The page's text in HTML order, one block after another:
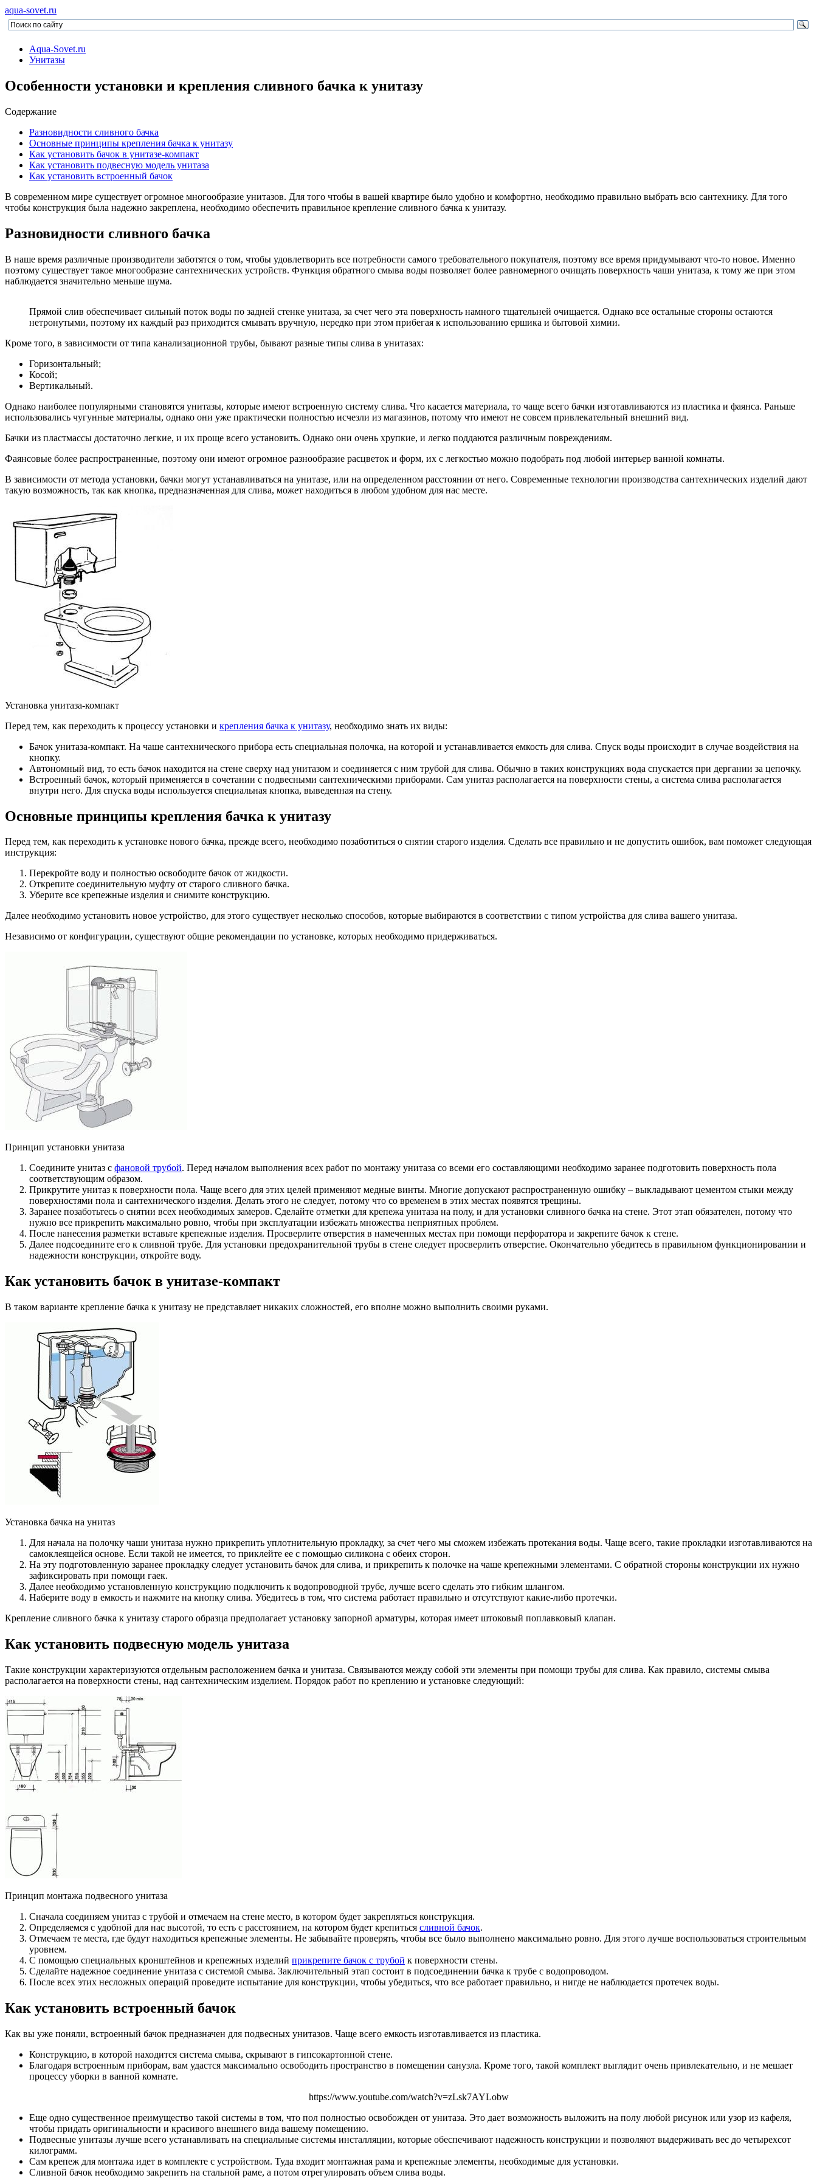
aqua-sovet.ru
Aqua-Sovet.ru
Унитазы
Особенности установки и крепления сливного бачка к унитазу
Содержание
Разновидности сливного бачка
Основные принципы крепления бачка к унитазу
Как установить бачок в унитазе-компакт
Как установить подвесную модель унитаза
Как установить встроенный бачок
В современном мире существует огромное многообразие унитазов. Для того чтобы в вашей квартире было удобно и комфортно, необходимо правильно выбрать всю сантехнику. Для того
чтобы конструкция была надежно закреплена, необходимо обеспечить правильное крепление сливного бачка к унитазу.
Разновидности сливного бачка
В наше время различные производители заботятся о том, чтобы удовлетворить все потребности самого требовательного покупателя, поэтому все время придумывают что-то новое. Именно
поэтому существует такое многообразие сантехнических устройств. Функция обратного смыва воды позволяет более равномерного очищать поверхность чаши унитаза, к тому же при этом
наблюдается значительно меньше шума.
Прямой слив обеспечивает сильный поток воды по задней стенке унитаза, за счет чего эта поверхность намного тщательней очищается. Однако все остальные стороны остаются
нетронутыми, поэтому их каждый раз приходится смывать вручную, нередко при этом прибегая к использованию ершика и бытовой химии.
Кроме того, в зависимости от типа канализационной трубы, бывают разные типы слива в унитазах:
Горизонтальный;
Косой;
Вертикальный.
Однако наиболее популярными становятся унитазы, которые имеют встроенную систему слива. Что касается материала, то чаще всего бачки изготавливаются из пластика и фаянса. Раньше
использовались чугунные материалы, однако они уже практически полностью исчезли из магазинов, потому что имеют не совсем привлекательный внешний вид.
Бачки из пластмассы достаточно легкие, и их проще всего установить. Однако они очень хрупкие, и легко поддаются различным повреждениям.
Фаянсовые более распространенные, поэтому они имеют огромное разнообразие расцветок и форм, их с легкостью можно подобрать под любой интерьер ванной комнаты.
В зависимости от метода установки, бачки могут устанавливаться на унитазе, или на определенном расстоянии от него. Современные технологии производства сантехнических изделий дают
такую возможность, так как кнопка, предназначенная для слива, может находиться в любом удобном для нас месте.
Установка унитаза-компакт
Перед тем, как переходить к процессу установки и крепления бачка к унитазу, необходимо знать их виды:
Бачок унитаза-компакт. На чаше сантехнического прибора есть специальная полочка, на которой и устанавливается емкость для слива. Спуск воды происходит в случае воздействия на
кнопку.
Автономный вид, то есть бачок находится на стене сверху над унитазом и соединяется с ним трубой для слива. Обычно в таких конструкциях вода спускается при дергании за цепочку.
Встроенный бачок, который применяется в сочетании с подвесными сантехническими приборами. Сам унитаз располагается на поверхности стены, а система слива располагается
внутри него. Для спуска воды используется специальная кнопка, выведенная на стену.
Основные принципы крепления бачка к унитазу
Перед тем, как переходить к установке нового бачка, прежде всего, необходимо позаботиться о снятии старого изделия. Сделать все правильно и не допустить ошибок, вам поможет следующая
инструкция:
Перекройте воду и полностью освободите бачок от жидкости.
Открепите соединительную муфту от старого сливного бачка.
Уберите все крепежные изделия и снимите конструкцию.
Далее необходимо установить новое устройство, для этого существует несколько способов, которые выбираются в соответствии с типом устройства для слива вашего унитаза.
Независимо от конфигурации, существуют общие рекомендации по установке, которых необходимо придерживаться.
Принцип установки унитаза
Соедините унитаз с фановой трубой. Перед началом выполнения всех работ по монтажу унитаза со всеми его составляющими необходимо заранее подготовить поверхность пола
соответствующим образом.
Прикрутите унитаз к поверхности пола. Чаще всего для этих целей применяют медные винты. Многие допускают распространенную ошибку – выкладывают цементом стыки между
поверхностями пола и сантехнического изделия. Делать этого не следует, потому что со временем в этих местах появятся трещины.
Заранее позаботьтесь о снятии всех необходимых замеров. Сделайте отметки для крепежа унитаза на полу, и для установки сливного бачка на стене. Этот этап обязателен, потому что
нужно все прикрепить максимально ровно, чтобы при эксплуатации избежать множества неприятных проблем.
После нанесения разметки вставьте крепежные изделия. Просверлите отверстия в намеченных местах при помощи перфоратора и закрепите бачок к стене.
Далее подсоедините его к сливной трубе. Для установки предохранительной трубы в стене следует просверлить отверстие. Окончательно убедитесь в правильном функционировании и
надежности конструкции, откройте воду.
Как установить бачок в унитазе-компакт
В таком варианте крепление бачка к унитазу не представляет никаких сложностей, его вполне можно выполнить своими руками.
Установка бачка на унитаз
Для начала на полочку чаши унитаза нужно прикрепить уплотнительную прокладку, за счет чего мы сможем избежать протекания воды. Чаще всего, такие прокладки изготавливаются на
самоклеящейся основе. Если такой не имеется, то приклейте ее с помощью силикона с обеих сторон.
На эту подготовленную заранее прокладку следует установить бачок для слива, и прикрепить к полочке на чаше крепежными элементами. С обратной стороны конструкции их нужно
зафиксировать при помощи гаек.
Далее необходимо установленную конструкцию подключить к водопроводной трубе, лучше всего сделать это гибким шлангом.
Наберите воду в емкость и нажмите на кнопку слива. Убедитесь в том, что система работает правильно и отсутствуют какие-либо протечки.
Крепление сливного бачка к унитазу старого образца предполагает установку запорной арматуры, которая имеет штоковый поплавковый клапан.
Как установить подвесную модель унитаза
Такие конструкции характеризуются отдельным расположением бачка и унитаза. Связываются между собой эти элементы при помощи трубы для слива. Как правило, системы смыва
располагается на поверхности стены, над сантехническим изделием. Порядок работ по креплению и установке следующий:
Принцип монтажа подвесного унитаза
Сначала соединяем унитаз с трубой и отмечаем на стене место, в котором будет закрепляться конструкция.
Определяемся с удобной для нас высотой, то есть с расстоянием, на котором будет крепиться сливной бачок.
Отмечаем те места, где будут находиться крепежные элементы. Не забывайте проверять, чтобы все было выполнено максимально ровно. Для этого лучше воспользоваться строительным
уровнем.
С помощью специальных кронштейнов и крепежных изделий прикрепите бачок с трубой к поверхности стены.
Сделайте надежное соединение унитаза с системой смыва. Заключительный этап состоит в подсоединении бачка к трубе с водопроводом.
После всех этих несложных операций проведите испытание для конструкции, чтобы убедиться, что все работает правильно, и нигде не наблюдается протечек воды.
Как установить встроенный бачок
Как вы уже поняли, встроенный бачок предназначен для подвесных унитазов. Чаще всего емкость изготавливается из пластика.
Конструкцию, в которой находится система смыва, скрывают в гипсокартонной стене.
Благодаря встроенным приборам, вам удастся максимально освободить пространство в помещении санузла. Кроме того, такой комплект выглядит очень привлекательно, и не мешает
процессу уборки в ванной комнате.
https://www.youtube.com/watch?v=zLsk7AYLobw
Еще одно существенное преимущество такой системы в том, что пол полностью освобожден от унитаза. Это дает возможность выложить на полу любой рисунок или узор из кафеля,
чтобы придать оригинальности и красивого внешнего вида вашему помещению.
Подвесные унитазы лучше всего устанавливать на специальные системы инсталляции, которые обеспечивают надежность конструкции и позволяют выдерживать вес до четырехсот
килограмм.
Сам крепеж для монтажа идет в комплекте с устройством. Туда входит монтажная рама и крепежные элементы, необходимые для установки.
Сливной бачок необходимо закрепить на стальной раме, а потом отрегулировать объем слива воды.